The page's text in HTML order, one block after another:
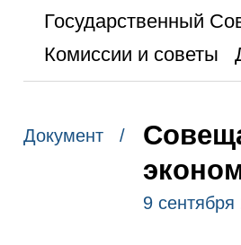
Государственный
Комиссии и советы
Документ /
9